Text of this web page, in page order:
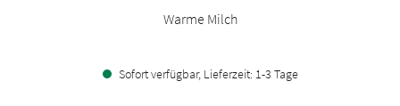
Warme Milch
Sofort verfügbar, Lieferzeit: 1-3 Tage